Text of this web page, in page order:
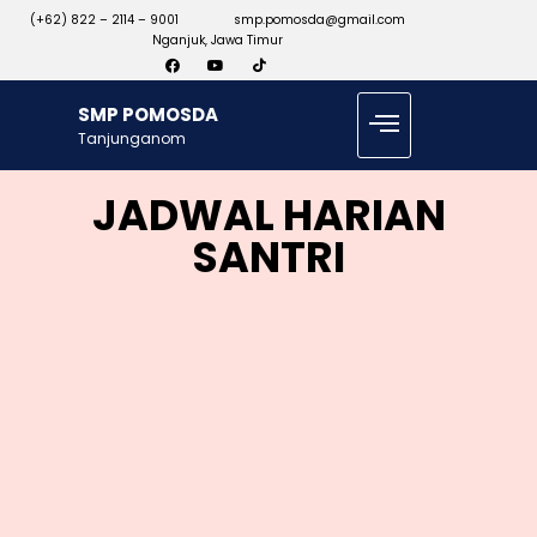
(+62) 822 – 2114 – 9001
smp.pomosda@gmail.com
Nganjuk, Jawa Timur
SMP POMOSDA
Tanjunganom
JADWAL HARIAN
SANTRI